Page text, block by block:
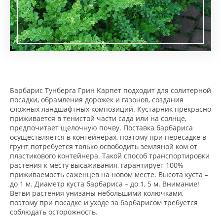
Барбарис Тунберга Грин Карпет подходит для солитерной
посадки, обрамления дорожек и газонов, создания
сложных ландшафтных композиций. Кустарник прекрасно
приживается в тенистой части сада или на солнце,
предпочитает щелочную почву. Поставка барбариса
осуществляется в контейнерах, поэтому при пересадке в
грунт потребуется только освободить земляной ком от
пластикового контейнера. Такой способ транспортировки
растения к месту высаживания, гарантирует 100%
приживаемость саженцев на новом месте. Высота куста –
до 1 м. Диаметр куста барбариса – до 1, 5 м. Внимание!
Ветви растения унизаны небольшими колючками,
поэтому при посадке и уходе за барбарисом требуется
соблюдать осторожность.